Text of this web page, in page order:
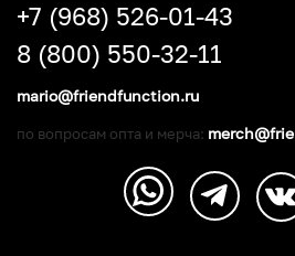
+7 (968) 526-01-43
8 (800) 550-32-11
mario@friendfunction.ru
по вопросам опта и мерча: